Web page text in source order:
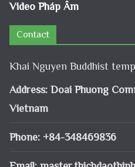
Video Pháp Âm
Contact
Khai Nguyen Buddhist
Address: Doai Phuong
Vietnam
Phone: +84-348469836